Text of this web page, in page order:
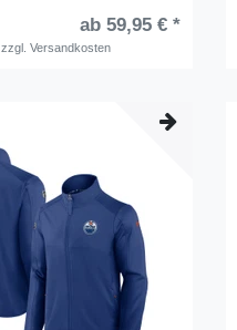
ab 59,95 € *
zzgl.Versandkosten